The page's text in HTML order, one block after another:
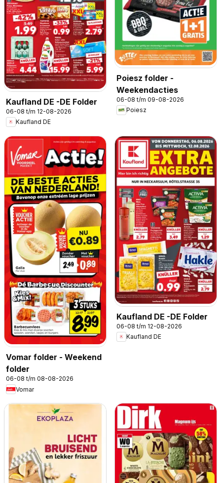
Kaufland DE -DE Folder
06-08 t/m 12-08-2026
Kaufland DE
Poiesz folder -
Weekendacties
06-08 t/m 09-08-2026
Poiesz
Vomar folder - Weekend
folder
06-08 t/m 08-08-2026
Vomar
Kaufland DE -DE Folder
06-08 t/m 12-08-2026
Kaufland DE